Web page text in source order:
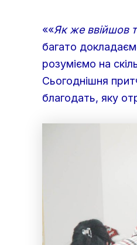
««Як же ввійшов
багато
розуміємо на
Сьогоднішня
благодать, яку